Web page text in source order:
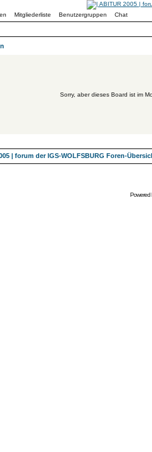
Mitgliederliste Benutzergruppen Chat
Sorry, aber dieses Board ist im
| forum der IGS-WOLFSBURG Foren-
Powered